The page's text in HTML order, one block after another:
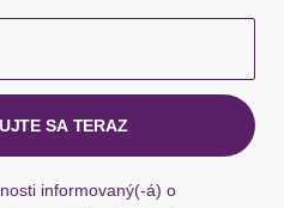
sú zvyčajne doručené
pracovných dní.
SA TERAZ
informovaný(-á) o